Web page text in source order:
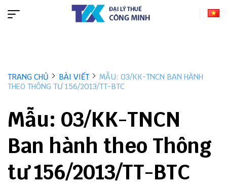
TRANG CHỦ BÀI VIẾT
MẪU: 03/KK-TNCN BAN HÀNH
THEO THÔNG TƯ 156/2013/TT-BTC
Mẫu: 03/KK-TNCN
Ban hành theo Thông
tư 156/2013/TT-BTC